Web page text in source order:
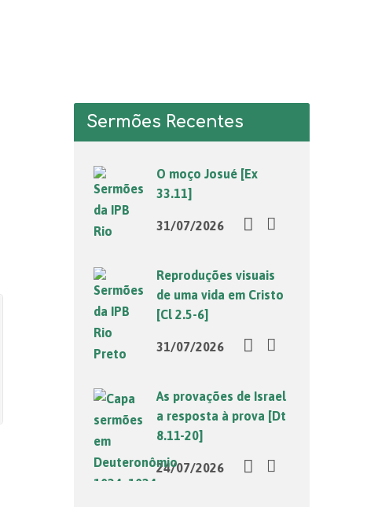
Sermões Recentes
O moço Josué [Ex
33.11]
31/07/2026
Reproduções visuais
de uma vida em Cristo
[Cl 2.5-6]
31/07/2026
As provações de Israel
a resposta à prova [Dt
8.11-20]
24/07/2026